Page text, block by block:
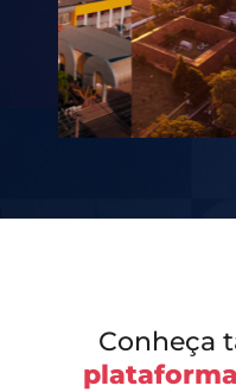
Conheça